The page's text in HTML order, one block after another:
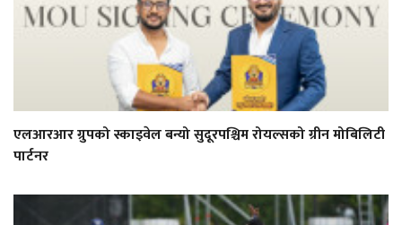
एलआरआर ग्रुपको स्काइवेल बन्यो सुदूरपश्चिम रोयल्सको ग्रीन मोबिलिटी
पार्टनर